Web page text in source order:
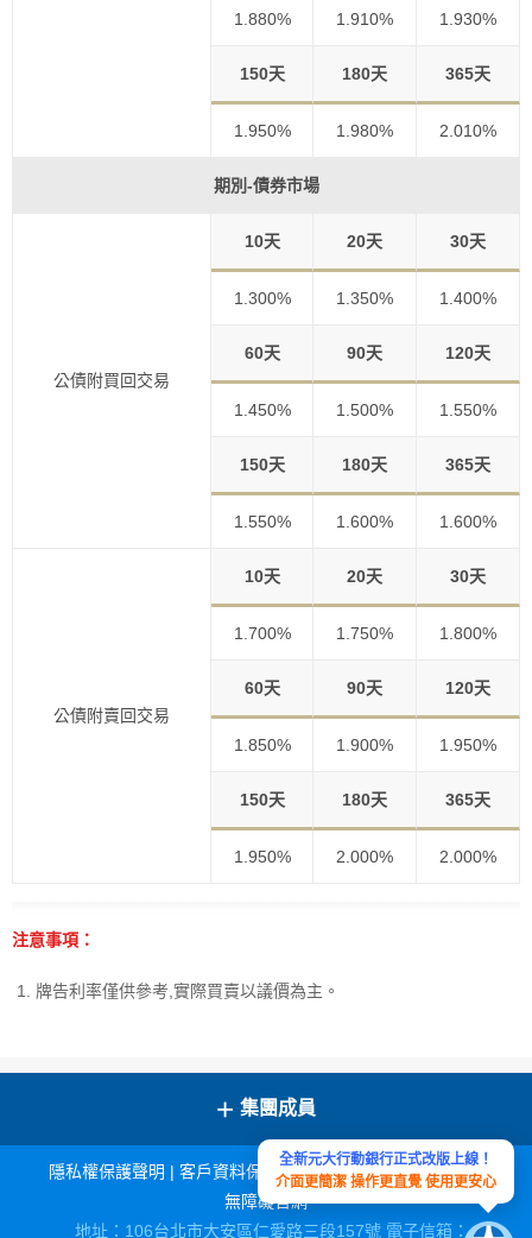
1.880% 1.910% 1.930%
150天 180天 365天
1.950% 1.980% 2.010%
期別-債券市場
公債附買回交易
10天 20天 30天
1.300% 1.350% 1.400%
60天 90天 120天
1.450% 1.500% 1.550%
150天 180天 365天
1.550% 1.600% 1.600%
公債附賣回交易
10天 20天 30天
1.700% 1.750% 1.800%
60天 90天 120天
1.850% 1.900% 1.950%
150天 180天 365天
1.950% 2.000% 2.000%
注意事項：
牌告利率僅供參考,實際買賣以議價為主。
+ 集團成員
隱私權保護聲明 | 客戶資料保密措施|宣導連結|網站導覽|
無障礙官網
地址：106台北市大安區仁愛路三段157號 電子信箱：
全新元大行動銀行正式改版上線！
介面更簡潔 操作更直覺 使用更安心